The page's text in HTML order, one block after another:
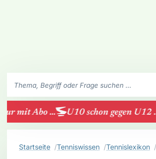
mit Abo ... U10 schon gegen U12 ...
Startseite Tenniswissen Tennislexikon